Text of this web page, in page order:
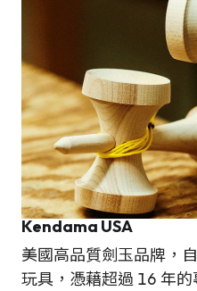
Kendama USA
美國高品質劍玉品牌，
玩具，憑藉超過 16 年